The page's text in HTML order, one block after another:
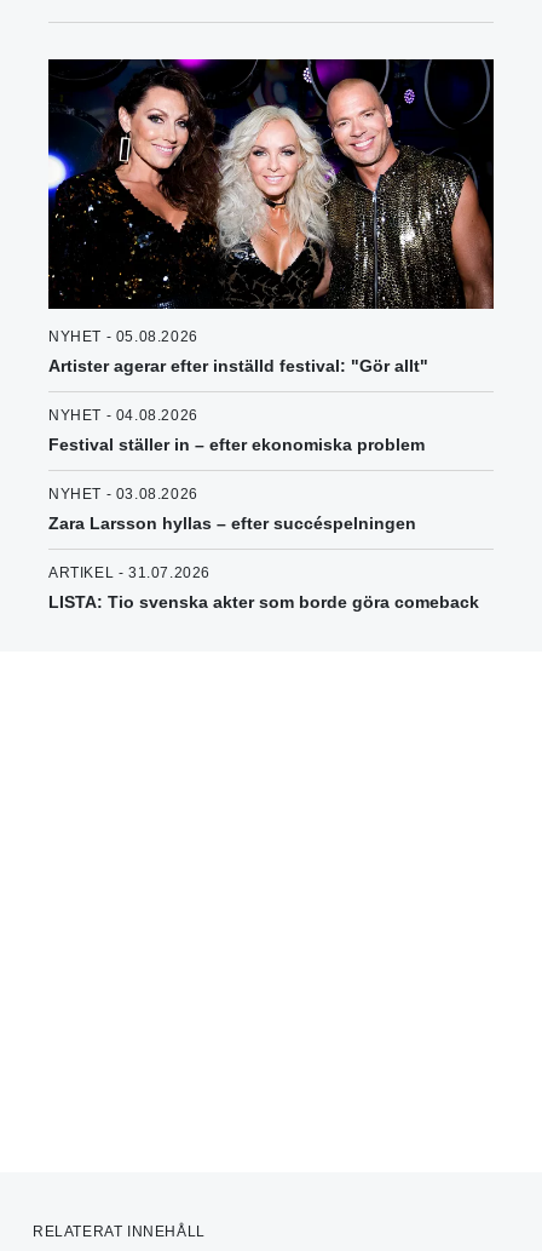
NYHET - 05.08.2026
Artister agerar efter inställd festival: "Gör allt"
NYHET - 04.08.2026
Festival ställer in – efter ekonomiska problem
NYHET - 03.08.2026
Zara Larsson hyllas – efter succéspelningen
ARTIKEL - 31.07.2026
LISTA: Tio svenska akter som borde göra comeback
RELATERAT INNEHÅLL